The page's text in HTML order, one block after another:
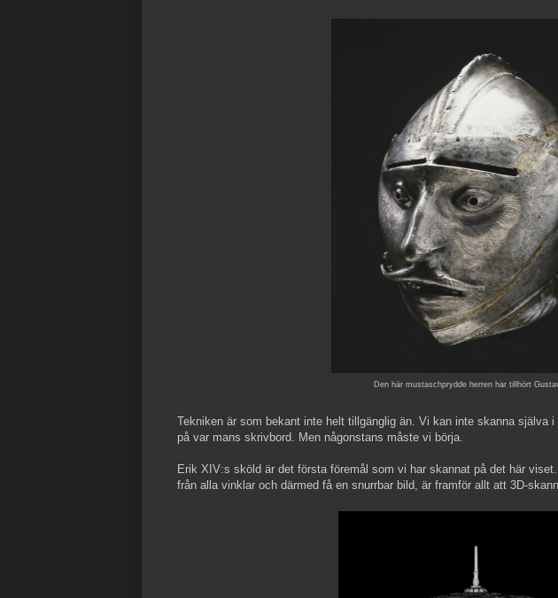
Den här mustaschprydde herren har tillhört
Tekniken är som bekant inte helt tillgänglig än. Vi kan inte skanna själva
på var mans skrivbord. Men någonstans måste vi börja.
Erik XIV:s sköld är det första föremål som vi har skannat på det här
från alla vinklar och därmed få en snurrbar bild, är framför allt att 3D-